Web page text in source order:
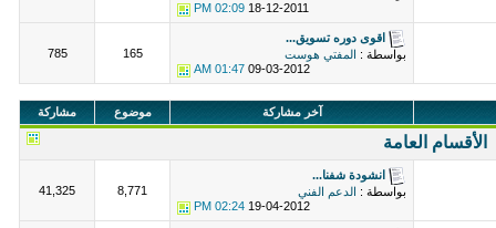
18-12-2011
02:09 PM
اقوى دوره تسويق...
بواسطة :
المفتي هوست
09-03-2012
01:47 AM
165
785
آخر مشاركة موضوع مشاركة
الأقسام العامة
انشودة شفنا...
بواسطة :
الدعم الفني
19-04-2012
02:24 PM
8,771
41,325